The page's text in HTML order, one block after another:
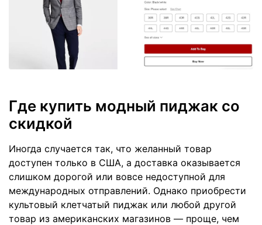
Где купить модный пиджак со
скидкой
Иногда случается так, что желанный товар
доступен только в США, а доставка оказывается
слишком дорогой или вовсе недоступной для
международных отправлений. Однако приобрести
культовый клетчатый пиджак или любой другой
товар из американских магазинов — проще, чем